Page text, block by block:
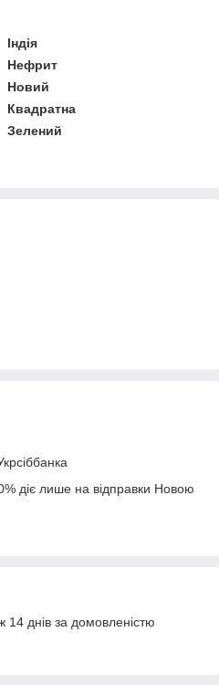
Індія
Нефрит
Новий
Квадратна
Зелений
діє лише на відправки Новою
днів за домовленістю